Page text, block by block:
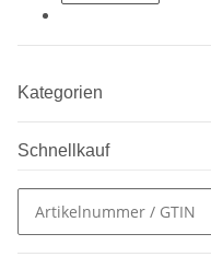
Kategorien
Schnellkauf